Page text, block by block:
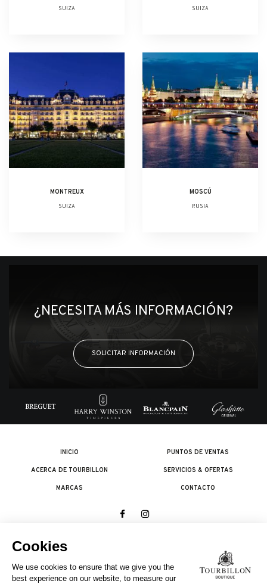
SUIZA SUIZA
MONTREUX
SUIZA
MOSCÚ
RUSIA
¿NECESITA MÁS INFORMACIÓN?
SOLICITAR INFORMACIÓN
INICIO
ACERCA DE TOURBILLON
MARCAS
PUNTOS DE VENTAS
SERVICIOS & OFERTAS
CONTACTO